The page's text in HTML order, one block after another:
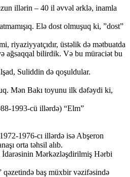
illərin – 40 il əvvəl ərklə, inamla
Elə dost olmuşuq ki, ”dost”
riyaziyyatçıdır, üstəlik də mətbuatda
ağsaqqal bilirdik. Və bu müraciət bu
Suliddin də qoşuldular.
Mən Bakı toyunu ilk dəfəydi ki,
1993-cü illərdə) “Elm”
1976-cı illərdə isə Abşeron
orta təhsil alıb.
Mərkəzləşdirilmiş Hərbi
baş müxbir vəzifəsində